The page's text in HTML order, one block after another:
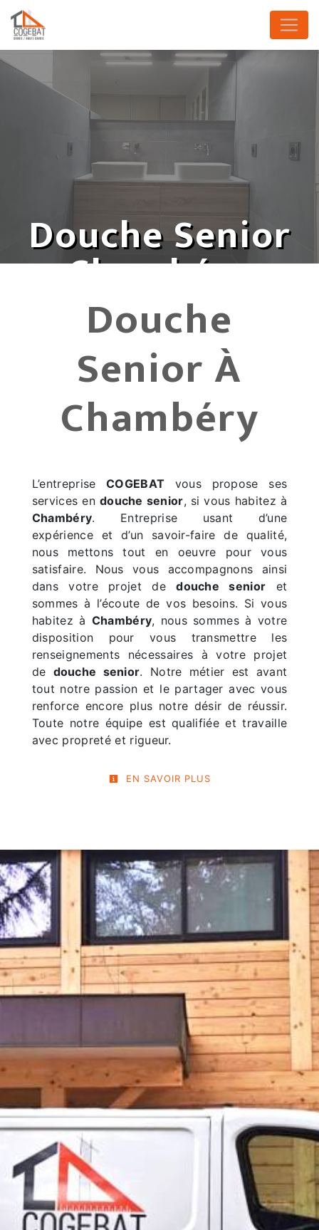
Douche Senior
Chambéry
Douche
Senior À
Chambéry
L’entrepriseCOGEBAT vous propose ses
services en douche senior, si vous habitez à
Chambéry. Entreprise usant d’une
expérience et d’un savoir-faire de qualité,
nous mettons tout en oeuvre pour vous
satisfaire. Nous vous accompagnons ainsi
dans votre projet dedouche senior et
sommes à l’écoute de vos besoins. Si vous
habitez à Chambéry, nous sommes à votre
disposition pour vous transmettre les
renseignements nécessaires à votre projet
de douche senior. Notre métier est avant
tout notre passion et le partager avec vous
renforce encore plus notre désir de réussir.
Toute notre équipe est qualifiée et travaille
avec propreté et rigueur.
EN SAVOIR PLUS
Panneau de gestion des cookies